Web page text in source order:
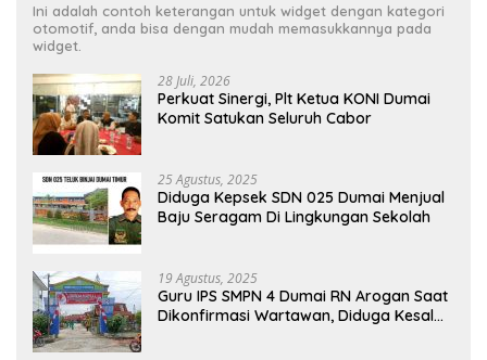
Ini adalah contoh keterangan untuk widget dengan kategori
otomotif, anda bisa dengan mudah memasukkannya pada
widget.
28 Juli, 2026
Perkuat Sinergi, Plt Ketua KONI Dumai
Komit Satukan Seluruh Cabor
25 Agustus, 2025
Diduga Kepsek SDN 025 Dumai Menjual
Baju Seragam Di Lingkungan Sekolah
19 Agustus, 2025
Guru IPS SMPN 4 Dumai RN Arogan Saat
Dikonfirmasi Wartawan, Diduga Kesal